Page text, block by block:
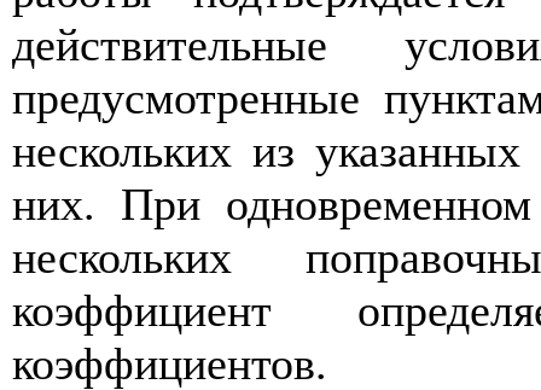
действительные
предусмотренные
нескольких из
них. При
нескольких
коэффициент
коэффициентов.